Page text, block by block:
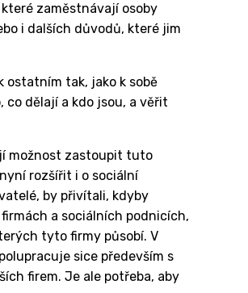
zaměstnávají osoby
i dalších důvodů, které jim
ostatním tak, jako k sobě
dělají a kdo jsou, a věřit
možnost zastoupit tuto
rozšířit i o sociální
by přivítali, kdyby
a sociálních podnicích,
tyto firmy působí. V
sice především s
firem. Je ale potřeba, aby